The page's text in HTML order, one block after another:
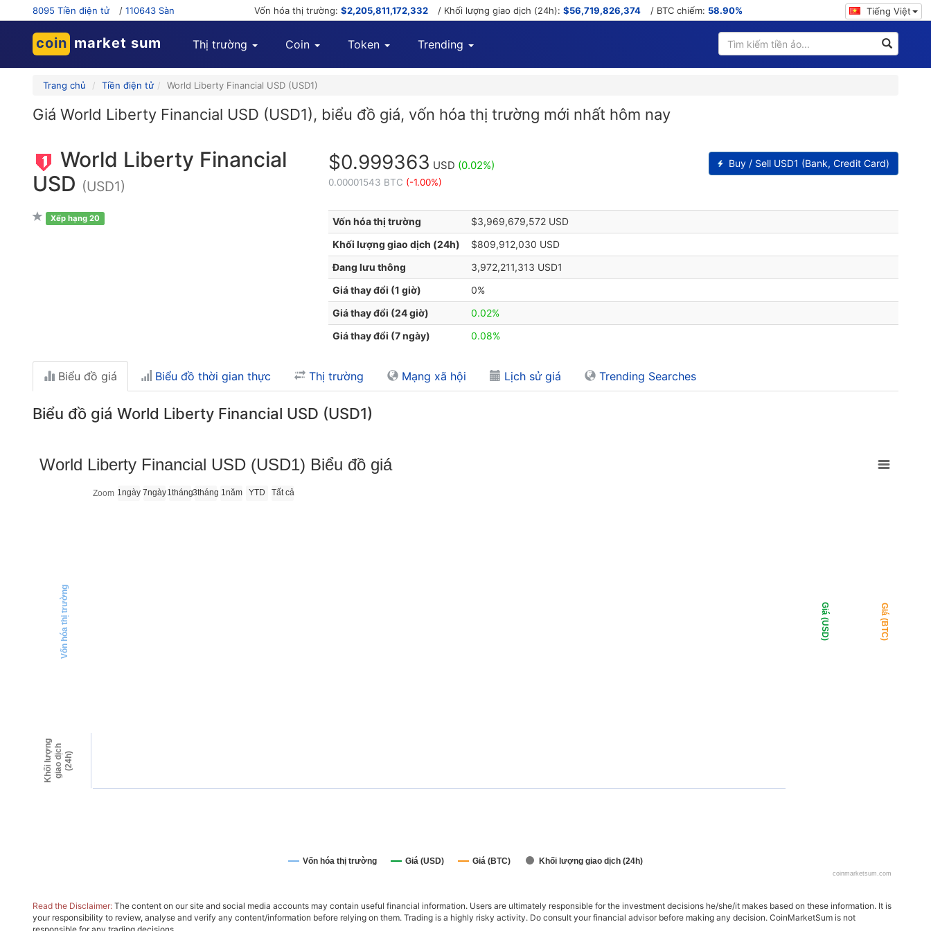
8095 Tiền điện tử / 110643 Sàn Vốn hóa thị trường: $2,205,811,172,332 / Khối lượng giao dịch (24h): $56,719,826,374 / BTC chiếm: 58.90% Tiếng Việt
coin market sum Thị trường Coin Token Trending
Trang chủ Tiền điện tử World Liberty Financial USD (USD1)
Giá World Liberty Financial USD (USD1), biểu đồ giá, vốn hóa thị trường mới nhất hôm nay
World Liberty Financial
USD (USD1)
$0.999363 USD (0.02%)
0.00001543 BTC (-1.00%)
Buy / Sell USD1 (Bank, Credit Card)
Vốn hóa thị trường
$3,969,679,572 USD
Khối lượng giao dịch (24h)
$809,912,030 USD
Đang lưu thông
3,972,211,313 USD1
Giá thay đổi (1 giờ)
0%
Giá thay đổi (24 giờ)
0.02%
Giá thay đổi (7 ngày)
0.08%
Xếp hạng 20
Biểu đồ giá Biểu đồ thời gian thực Thị trường Mạng xã hội Lịch sử giá Trending Searches
Biểu đồ giá World Liberty Financial USD (USD1)
Zoom 1ngày 7ngày1tháng3tháng 1năm YTD Tất cả
Vốn hóa thị trường Giá (USD) Giá (BTC)
Khối lượnggiao dịch(24h)
World Liberty Financial USD (USD1) Biểu đồ giá
Vốn hóa thị trường Giá (USD) Giá (BTC) Khối lượng giao dịch (24h)
coinmarketsum.com
Read the Disclaimer: The content on our site and social media accounts may contain useful financial information. Users are ultimately responsible for the investment decisions he/she/it makes based on these information. It is
your responsibility to review, analyse and verify any content/information before relying on them. Trading is a highly risky activity. Do consult your financial advisor before making any decision. CoinMarketSum is not